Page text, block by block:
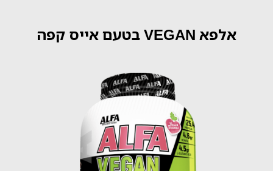
אלפא VEGAN בטעם אייס קפה